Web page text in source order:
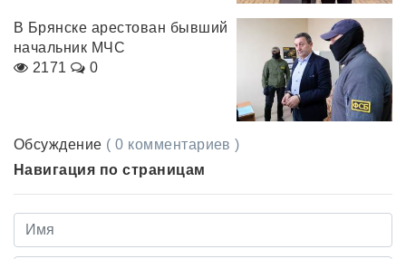
В Брянске арестован бывший
начальник МЧС
2171
0
Обсуждение ( 0 комментариев )
Навигация по страницам